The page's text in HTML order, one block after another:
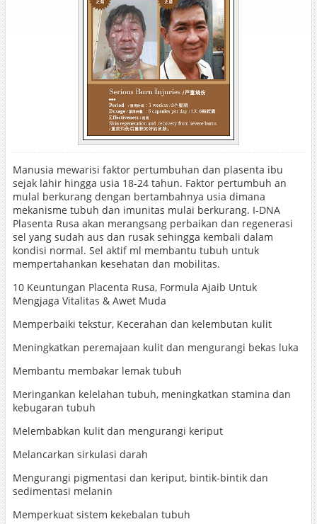
Manusia mewarisi faktor pertumbuhan dan plasenta ibu
sejak lahir hingga usia 18-24 tahun. Faktor pertumbuh an
mulal berkurang dengan bertambahnya usia dimana
mekanisme tubuh dan imunitas mulai berkurang. I-DNA
Plasenta Rusa akan merangsang perbaikan dan regenerasi
sel yang sudah aus dan rusak sehingga kembali dalam
kondisi normal. Sel aktif ml membantu tubuh untuk
mempertahankan kesehatan dan mobilitas.
10 Keuntungan Placenta Rusa, Formula Ajaib Untuk
Mengjaga Vitalitas & Awet Muda
Memperbaiki tekstur, Kecerahan dan kelembutan kulit
Meningkatkan peremajaan kulit dan mengurangi bekas luka
Membantu membakar lemak tubuh
Meringankan kelelahan tubuh, meningkatkan stamina dan
kebugaran tubuh
Melembabkan kulit dan mengurangi keriput
Melancarkan sirkulasi darah
Mengurangi pigmentasi dan keriput, bintik-bintik dan
sedimentasi melanin
Memperkuat sistem kekebalan tubuh